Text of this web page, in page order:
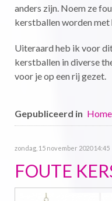
anders zijn. Noem ze
kerstballen worden met
Uiteraard heb ik voor
kerstballen in diverse
voor je op een rij gezet.
Gepubliceerd in Home
zondag, 15 november 2020 14:45
FOUTE